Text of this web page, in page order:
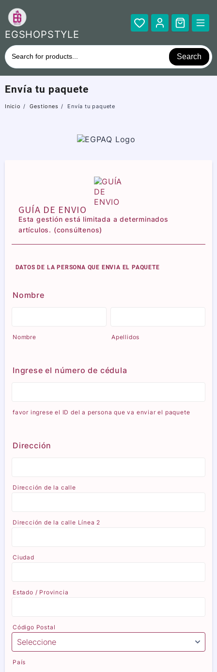
contenido
EGSHOPSTYLE
Search
Envía tu paquete
Inicio Gestiones Envía tu paquete
GUÍA DE ENVIO
Esta gestión está limitada a determinados
artículos. (consúltenos)
DATOS DE LA PERSONA QUE ENVIA EL PAQUETE
Nombre
Nombre Apellidos
Ingrese el número de cédula
favor ingrese el ID del a persona que va enviar el paquete
Dirección
Dirección de la calle
Dirección de la calle Línea 2
Ciudad
Estado / Provincia
Código Postal
País